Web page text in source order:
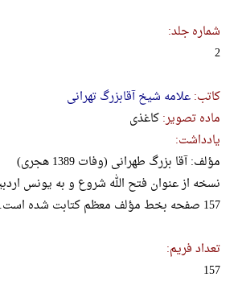
شماره جلد:
2
کاتب:علامه شیخ آقابزرگ تهرانی
ماده تصویر:کاغذی
یادداشت:
مؤلف: آقا بزرگ طهرانی (وفات 1389 هجری)
نسخه از عنوان فتح الله شروع و به یونس
157 صفحه بخط مؤلف معظم کتابت شده است.
تعداد فریم:
157